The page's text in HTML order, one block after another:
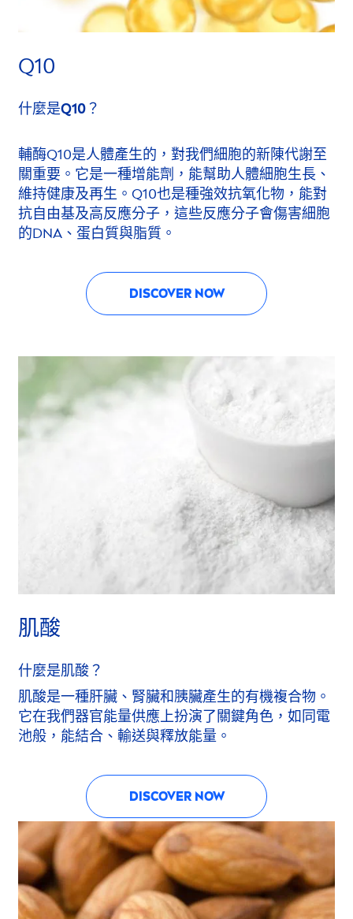
Q10
什麼是Q10？
輔酶Q10是人體產生的，對我們細胞的新陳代謝至
關重要。它是一種增能劑，能幫助人體細胞生長、
維持健康及再生。Q10也是種強效抗氧化物，能對
抗自由基及高反應分子，這些反應分子會傷害細胞
的DNA、蛋白質與脂質。
DISCOVER NOW
肌酸
什麼是肌酸？
肌酸是一種肝臟、腎臟和胰臟產生的有機複合物。
它在我們器官能量供應上扮演了關鍵角色，如同電
池般，能結合、輸送與釋放能量。
DISCOVER NOW